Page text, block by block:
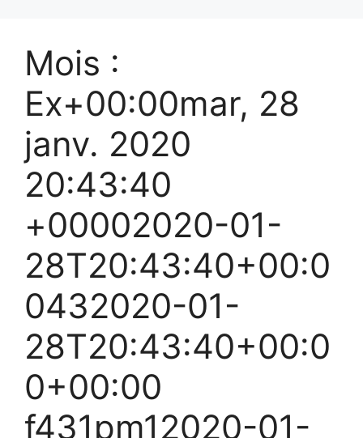
Mois :
Ex+00:00mar, 28
janv. 2020
20:43:40
+00002020-01-
28T20:43:40+00:0
0432020-01-
28T20:43:40+00:0
0+00:00
f431pm12020-01-